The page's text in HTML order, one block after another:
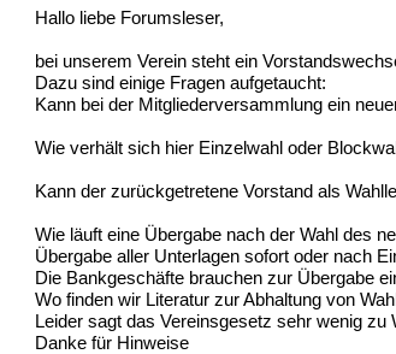
Hallo liebe Forumsleser,
bei unserem Verein steht ein
Dazu sind einige Fragen aufgetaucht:
Kann bei der Mitgliederversammlung ein
Wie verhält sich hier Einzelwahl oder
Kann der zurückgetretene Vorstand als
Wie läuft eine Übergabe nach der Wahl des
Übergabe aller Unterlagen sofort oder nach
Die Bankgeschäfte brauchen zur Übergabe
Wo finden wir Literatur zur Abhaltung von
Leider sagt das Vereinsgesetz sehr wenig zu
Danke für Hinweise